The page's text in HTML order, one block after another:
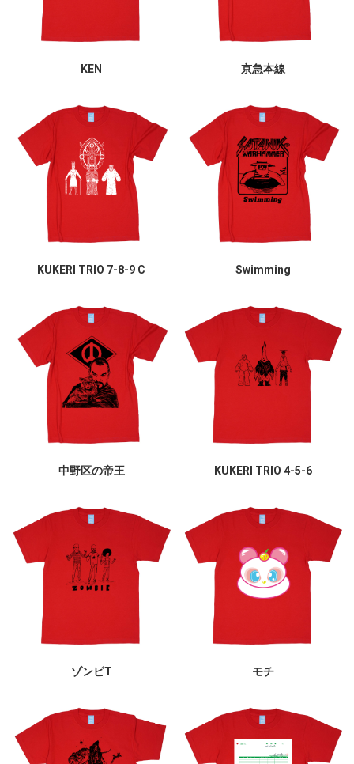
KEN 京急本線
KUKERI TRIO 7-8-9 C Swimming
中野区の帝王 KUKERI TRIO 4-5-6
ゾンビT モチ